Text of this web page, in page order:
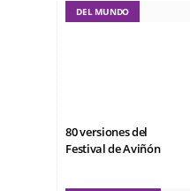
DEL MUNDO
80 versiones del
Festival de Aviñón